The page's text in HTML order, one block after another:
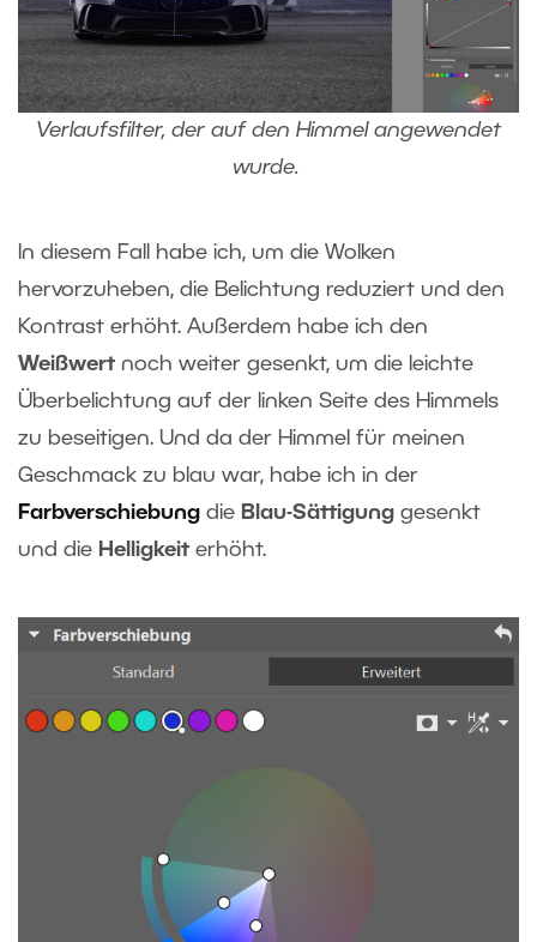
Verlaufsfilter, der auf den Himmel angewendet
wurde.
In diesem Fall habe ich, um die Wolken
hervorzuheben, die Belichtung reduziert und den
Kontrast erhöht. Außerdem habe ich den
Weißwert noch weiter gesenkt, um die leichte
Überbelichtung auf der linken Seite des Himmels
zu beseitigen. Und da der Himmel für meinen
Geschmack zu blau war, habe ich in der
Farbverschiebung die Blau-Sättigung gesenkt
und die Helligkeit erhöht.